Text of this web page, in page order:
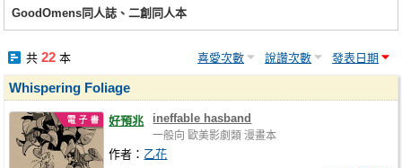
GoodOmens同人誌、二創同人本
共 22本 喜愛次數 說讚次數 發表日期
Whispering Foliage
好預兆 ineffable hasband
一般向 歐美影劇類 漫畫本
作者： 乙花